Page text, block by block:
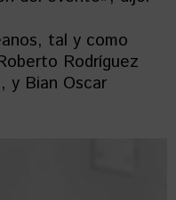
tal y como
Rodríguez
y Bian Oscar